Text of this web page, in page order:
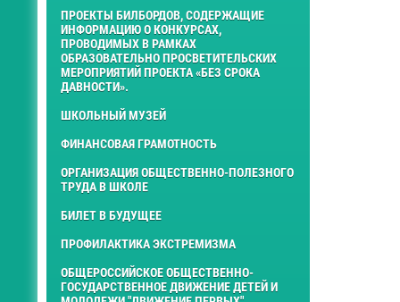
ПРОЕКТЫ БИЛБОРДОВ, СОДЕРЖАЩИЕ
ИНФОРМАЦИЮ О КОНКУРСАХ,
ПРОВОДИМЫХ В РАМКАХ
ОБРАЗОВАТЕЛЬНО ПРОСВЕТИТЕЛЬСКИХ
МЕРОПРИЯТИЙ ПРОЕКТА «БЕЗ СРОКА
ДАВНОСТИ».
ШКОЛЬНЫЙ МУЗЕЙ
ФИНАНСОВАЯ ГРАМОТНОСТЬ
ОРГАНИЗАЦИЯ ОБЩЕСТВЕННО-ПОЛЕЗНОГО
ТРУДА В ШКОЛЕ
БИЛЕТ В БУДУЩЕЕ
ПРОФИЛАКТИКА ЭКСТРЕМИЗМА
ОБЩЕРОССИЙСКОЕ ОБЩЕСТВЕННО-
ГОСУДАРСТВЕННОЕ ДВИЖЕНИЕ ДЕТЕЙ И